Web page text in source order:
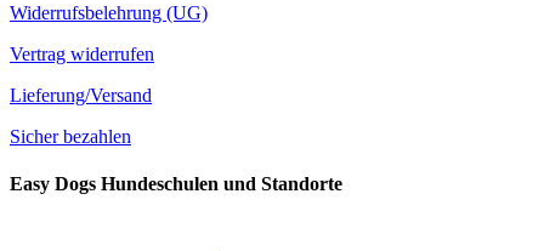
Widerrufsbelehrung (UG)
Vertrag widerrufen
Lieferung/Versand
Sicher bezahlen
Easy Dogs Hundeschulen und Standorte